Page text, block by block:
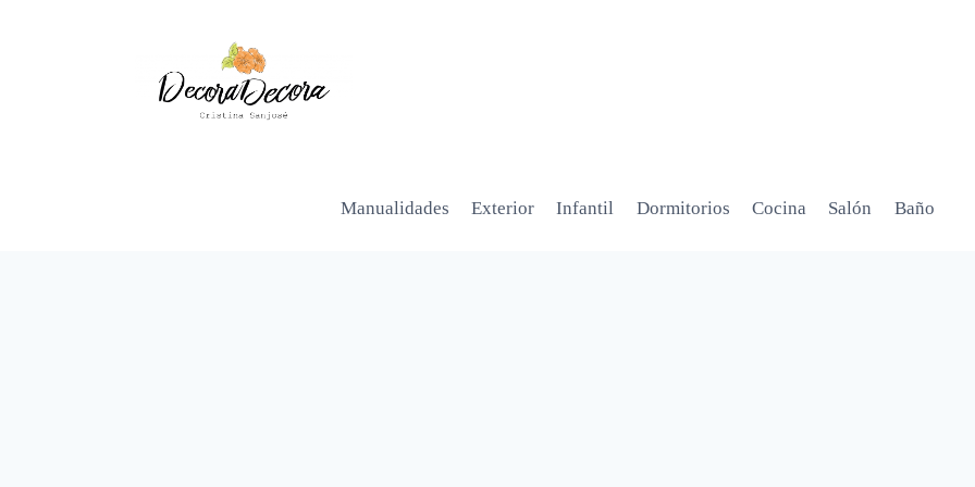
Manualidades Exterior Infantil Dormitorios Cocina Salón Baño